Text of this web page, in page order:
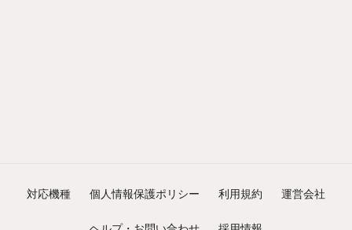
対応機種 個人情報保護ポリシー 利用規約 運営会社